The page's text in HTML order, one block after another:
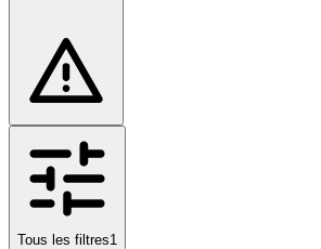
Tous les filtres1